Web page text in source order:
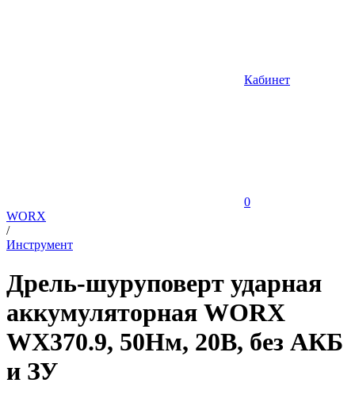
Кабинет
0
WORX
/
Инструмент
Дрель-шуруповерт ударная
аккумуляторная WORX
WX370.9, 50Нм, 20В, без АКБ
и ЗУ